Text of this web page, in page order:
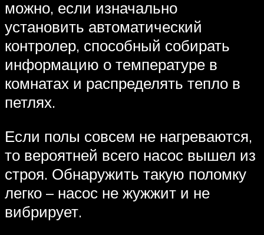
можно, если изначально
установить автоматический
контролер, способный собирать
информацию о температуре в
комнатах и распределять тепло в
петлях.
Если полы совсем не нагреваются,
то вероятней всего насос вышел из
строя. Обнаружить такую поломку
легко – насос не жужжит и не
вибрирует.